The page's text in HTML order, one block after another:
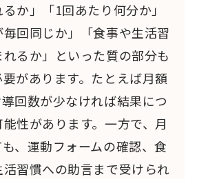
か」「1回あたり何分か」
毎回同じか」「食事や生活習
るか」といった質の部分も
があります。たとえば月額
回数が少なければ結果につ
性があります。一方で、月
、運動フォームの確認、食
習慣への助言まで受けられ